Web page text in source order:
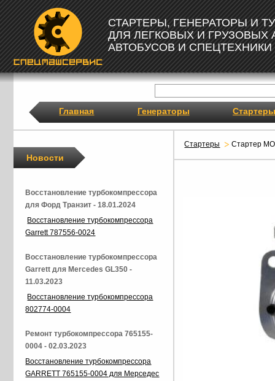
СТАРТЕРЫ, ГЕНЕРАТОРЫ И
ДЛЯ ЛЕГКОВЫХ И ГРУЗОВЫХ
АВТОБУСОВ И СПЕЦТЕХНИКИ
Главная Генераторы Стартеры
Стартеры Стартер
Новости
Восстановление турбокомпрессора
для Форд Транзит - 18.01.2024
Восстановление турбокомпрессора
Garrett 787556-0024
Восстановление турбокомпрессора
Garrett для Mercedes GL350 -
11.03.2023
Восстановление турбокомпрессора
802774-0004
Ремонт турбокомпрессора 765155-
0004 - 02.03.2023
Восстановление турбокомпрессора
GARRETT 765155-0004 для Мерседес